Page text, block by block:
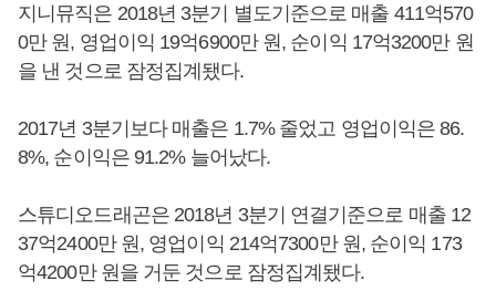
지니뮤직은 2018년 3분기 별도기준으로 매출 411억570
0만 원, 영업이익 19억6900만 원, 순이익 17억3200만 원
을 낸 것으로 잠정집계됐다.
2017년 3분기보다 매출은 1.7% 줄었고 영업이익은 86.
8%, 순이익은 91.2% 늘어났다.
스튜디오드래곤은 2018년 3분기 연결기준으로 매출 12
37억2400만 원, 영업이익 214억7300만 원, 순이익 173
억4200만 원을 거둔 것으로 잠정집계됐다.